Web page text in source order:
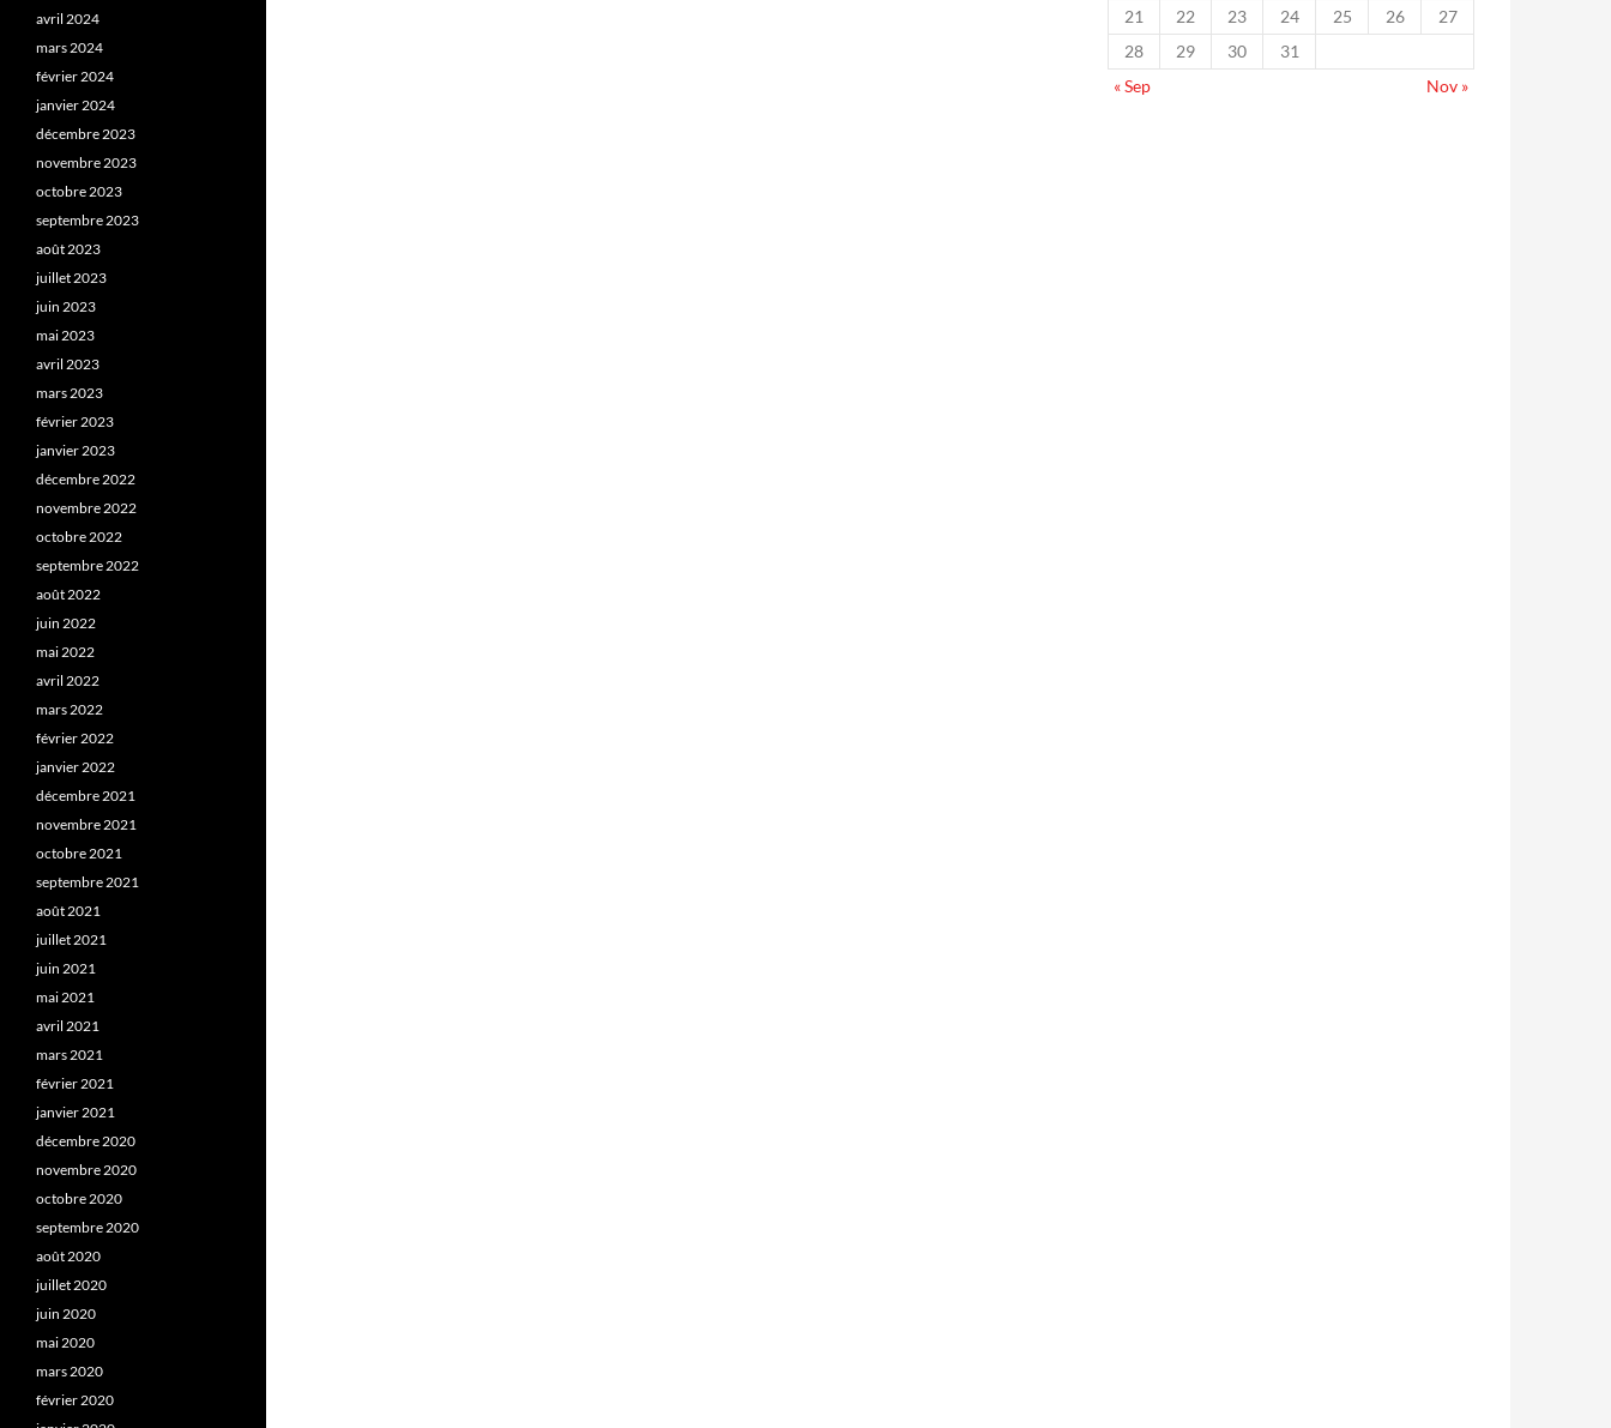
21
22 23 24 25 26
27
28
29 30
31
« Sep
Nov »
avril 2024
mars 2024
février 2024
janvier 2024
décembre 2023
novembre 2023
octobre 2023
septembre 2023
août 2023
juillet 2023
juin 2023
mai 2023
avril 2023
mars 2023
février 2023
janvier 2023
décembre 2022
novembre 2022
octobre 2022
septembre 2022
août 2022
juin 2022
mai 2022
avril 2022
mars 2022
février 2022
janvier 2022
décembre 2021
novembre 2021
octobre 2021
septembre 2021
août 2021
juillet 2021
juin 2021
mai 2021
avril 2021
mars 2021
février 2021
janvier 2021
décembre 2020
novembre 2020
octobre 2020
septembre 2020
août 2020
juillet 2020
juin 2020
mai 2020
mars 2020
février 2020